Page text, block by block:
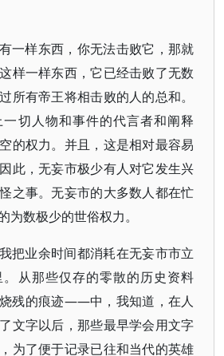
一样东西，你无法击败它，那就
样一样东西，它已经击败了无数
所有帝王将相击败的人的总和。
切人物和事件的代言者和阐释
的权力。并且，这是相对最容易
此，无妄市极少有人对它发生兴
之事。无妄市的大多数人都在忙
为数极少的世俗权力。
把业余时间都消耗在无妄市市立
从那些仅存的零散的历史资料
残的痕迹——中，我知道，在人
文字以后，那些最早学会用文字
为了便于记录已往和当代的英雄